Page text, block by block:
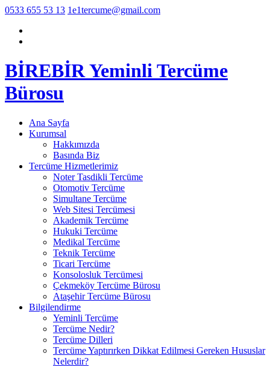
0533 655 53 13 1e1tercume@gmail.com
BİREBİR Yeminli Tercüme
Bürosu
Ana Sayfa
Kurumsal
Hakkımızda
Basında Biz
Tercüme Hizmetlerimiz
Noter Tasdikli Tercüme
Otomotiv Tercüme
Simultane Tercüme
Web Sitesi Tercümesi
Akademik Tercüme
Hukuki Tercüme
Medikal Tercüme
Teknik Tercüme
Ticari Tercüme
Konsolosluk Tercümesi
Çekmeköy Tercüme Bürosu
Ataşehir Tercüme Bürosu
Bilgilendirme
Yeminli Tercüme
Tercüme Nedir?
Tercüme Dilleri
Tercüme Yaptırırken Dikkat Edilmesi Gereken Hususlar
Nelerdir?